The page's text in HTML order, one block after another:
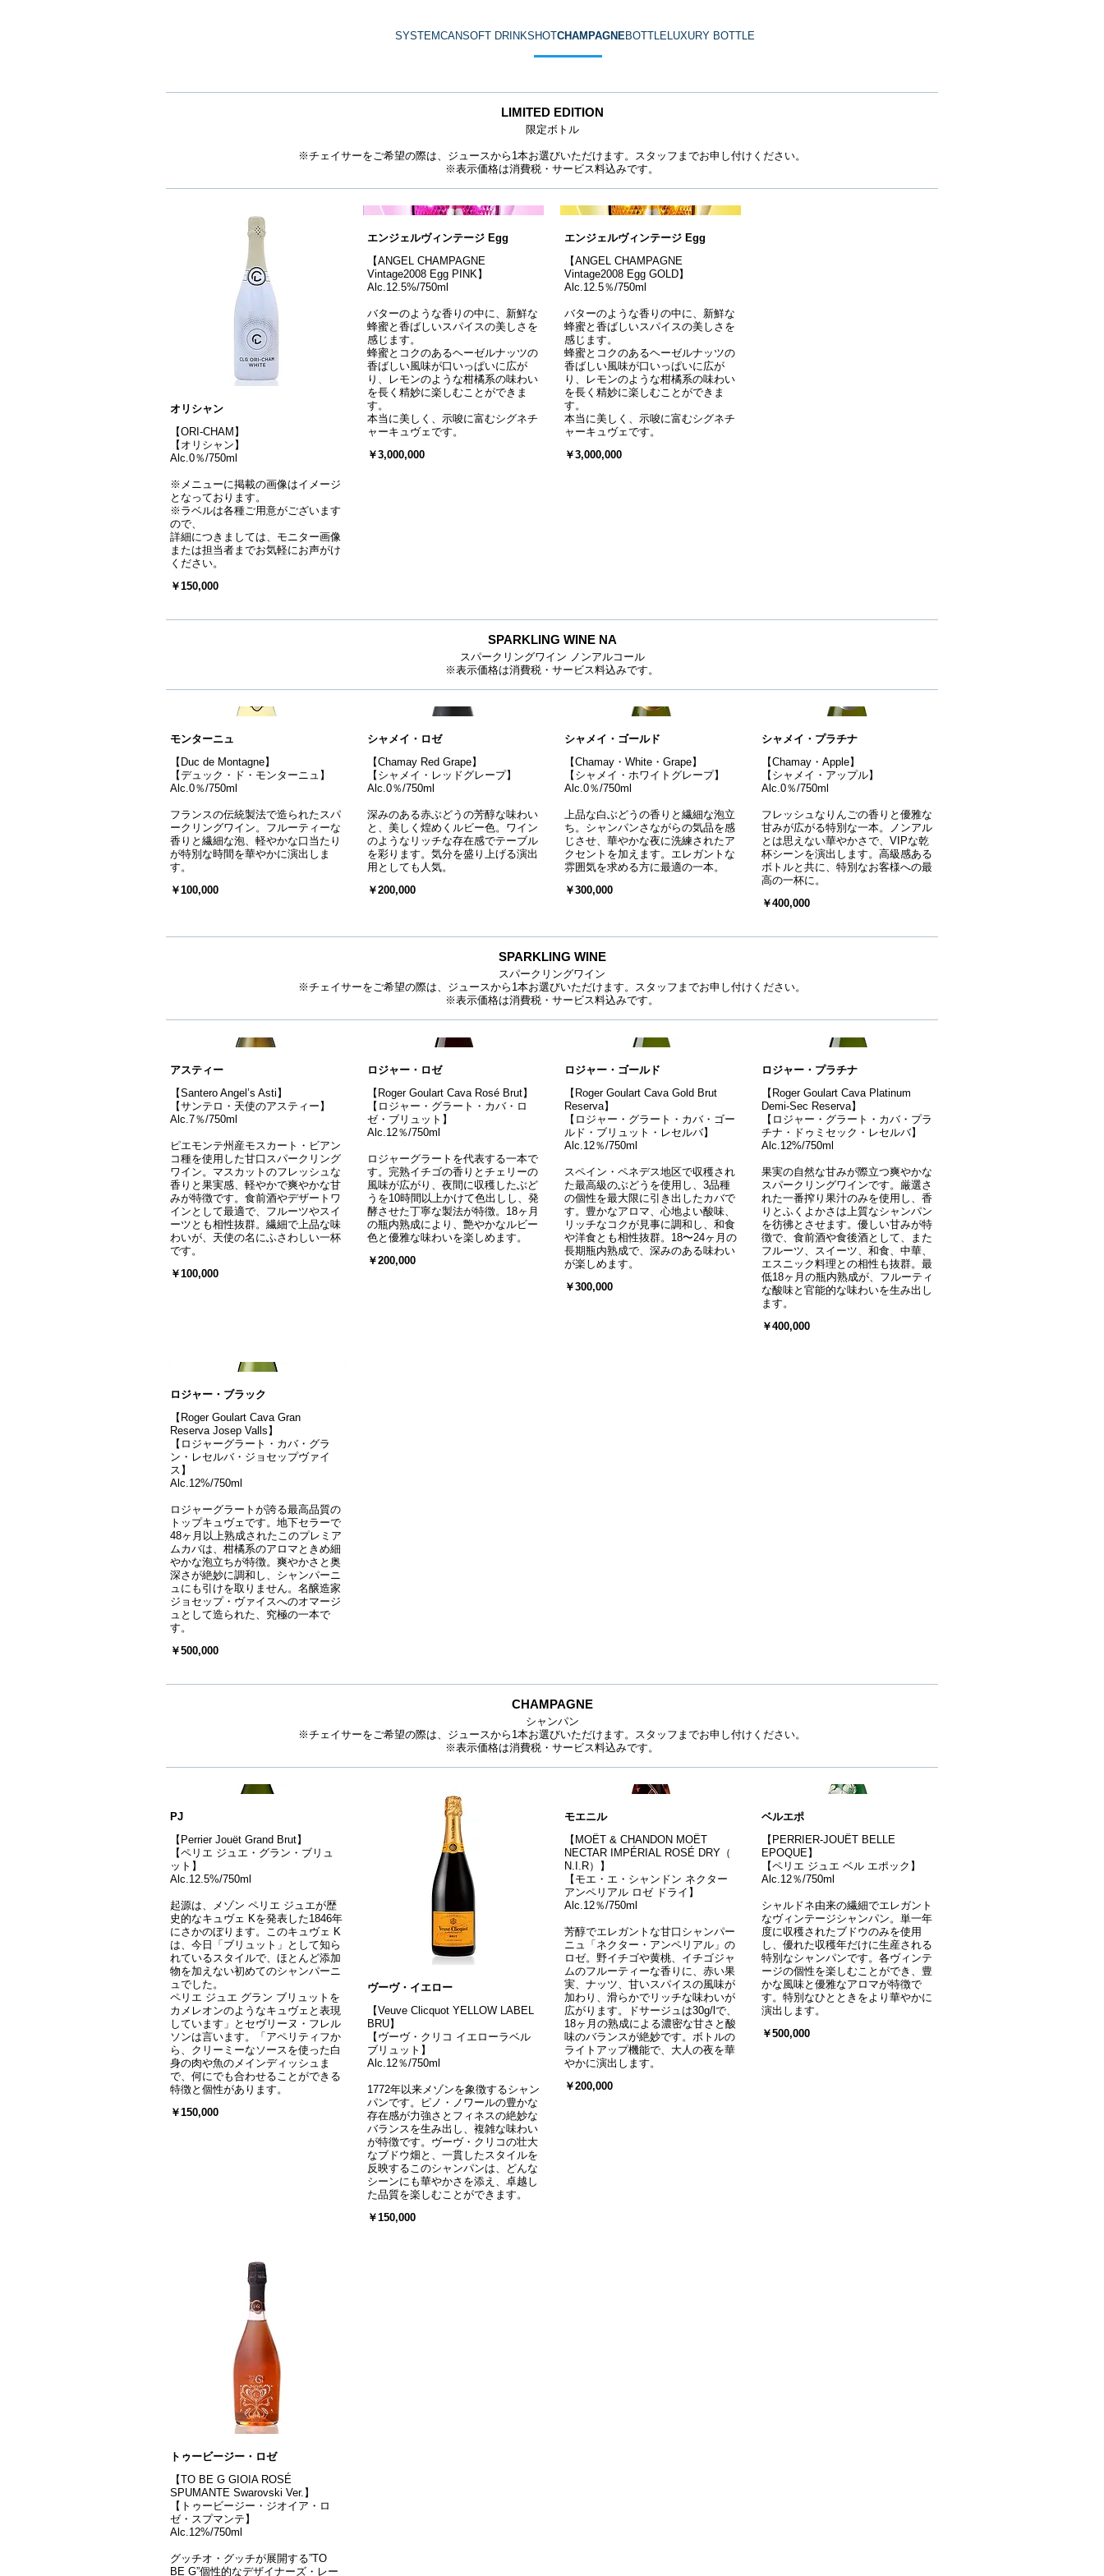
SYSTEMCANSOFT DRINKSHOTCHAMPAGNEBOTTLELUXURY BOTTLE
LIMITED EDITION
限定ボトル
※チェイサーをご希望の際は、ジュースから1本お選びいただけます。スタッフまでお申し付けください。
※表示価格は消費税・サービス料込みです。
オリシャン
【ORI-CHAM】
【オリシャン】
Alc.0％/750ml
※メニューに掲載の画像はイメージ
となっております。
※ラベルは各種ご用意がございます
ので、
詳細につきましては、モニター画像
または担当者までお気軽にお声がけ
ください。
￥150,000
エンジェルヴィンテージ Egg
【ANGEL CHAMPAGNE
Vintage2008 Egg PINK】
Alc.12.5%/750ml
バターのような香りの中に、新鮮な
蜂蜜と香ばしいスパイスの美しさを
感じます。
蜂蜜とコクのあるヘーゼルナッツの
香ばしい風味が口いっぱいに広が
り、レモンのような柑橘系の味わい
を長く精妙に楽しむことができま
す。
本当に美しく、示唆に富むシグネチ
ャーキュヴェです。
￥3,000,000
エンジェルヴィンテージ Egg
【ANGEL CHAMPAGNE
Vintage2008 Egg GOLD】
Alc.12.5％/750ml
バターのような香りの中に、新鮮な
蜂蜜と香ばしいスパイスの美しさを
感じます。
蜂蜜とコクのあるヘーゼルナッツの
香ばしい風味が口いっぱいに広が
り、レモンのような柑橘系の味わい
を長く精妙に楽しむことができま
す。
本当に美しく、示唆に富むシグネチ
ャーキュヴェです。
￥3,000,000
SPARKLING WINE NA
スパークリングワイン ノンアルコール
※表示価格は消費税・サービス料込みです。
モンターニュ
【Duc de Montagne】
【デュック・ド・モンターニュ】
Alc.0％/750ml
フランスの伝統製法で造られたスパ
ークリングワイン。フルーティーな
香りと繊細な泡、軽やかな口当たり
が特別な時間を華やかに演出しま
す。
￥100,000
シャメイ・ロゼ
【Chamay Red Grape】
【シャメイ・レッドグレープ】
Alc.0％/750ml
深みのある赤ぶどうの芳醇な味わい
と、美しく煌めくルビー色。ワイン
のようなリッチな存在感でテーブル
を彩ります。気分を盛り上げる演出
用としても人気。
￥200,000
シャメイ・ゴールド
【Chamay・White・Grape】
【シャメイ・ホワイトグレープ】
Alc.0％/750ml
上品な白ぶどうの香りと繊細な泡立
ち。シャンパンさながらの気品を感
じさせ、華やかな夜に洗練されたア
クセントを加えます。エレガントな
雰囲気を求める方に最適の一本。
￥300,000
シャメイ・プラチナ
【Chamay・Apple】
【シャメイ・アップル】
Alc.0％/750ml
フレッシュなりんごの香りと優雅な
甘みが広がる特別な一本。ノンアル
とは思えない華やかさで、VIPな乾
杯シーンを演出します。高級感ある
ボトルと共に、特別なお客様への最
高の一杯に。
￥400,000
SPARKLING WINE
スパークリングワイン
※チェイサーをご希望の際は、ジュースから1本お選びいただけます。スタッフまでお申し付けください。
※表示価格は消費税・サービス料込みです。
アスティー
【Santero Angel’s Asti】
【サンテロ・天使のアスティー】
Alc.7％/750ml
ピエモンテ州産モスカート・ビアン
コ種を使用した甘口スパークリング
ワイン。マスカットのフレッシュな
香りと果実感、軽やかで爽やかな甘
みが特徴です。食前酒やデザートワ
インとして最適で、フルーツやスイ
ーツとも相性抜群。繊細で上品な味
わいが、天使の名にふさわしい一杯
です。
￥100,000
ロジャー・ロゼ
【Roger Goulart Cava Rosé Brut】
【ロジャー・グラート・カバ・ロ
ゼ・ブリュット】
Alc.12％/750ml
ロジャーグラートを代表する一本で
す。完熟イチゴの香りとチェリーの
風味が広がり、夜間に収穫したぶど
うを10時間以上かけて色出しし、発
酵させた丁寧な製法が特徴。18ヶ月
の瓶内熟成により、艶やかなルビー
色と優雅な味わいを楽しめます。
￥200,000
ロジャー・ゴールド
【Roger Goulart Cava Gold Brut
Reserva】
【ロジャー・グラート・カバ・ゴー
ルド・ブリュット・レセルバ】
Alc.12％/750ml
スペイン・ペネデス地区で収穫され
た最高級のぶどうを使用し、3品種
の個性を最大限に引き出したカバで
す。豊かなアロマ、心地よい酸味、
リッチなコクが見事に調和し、和食
や洋食とも相性抜群。18〜24ヶ月の
長期瓶内熟成で、深みのある味わい
が楽しめます。
￥300,000
ロジャー・プラチナ
【Roger Goulart Cava Platinum
Demi-Sec Reserva】
【ロジャー・グラート・カバ・プラ
チナ・ドゥミセック・レセルバ】
Alc.12%/750ml
果実の自然な甘みが際立つ爽やかな
スパークリングワインです。厳選さ
れた一番搾り果汁のみを使用し、香
りとふくよかさは上質なシャンパン
を彷彿とさせます。優しい甘みが特
徴で、食前酒や食後酒として、また
フルーツ、スイーツ、和食、中華、
エスニック料理との相性も抜群。最
低18ヶ月の瓶内熟成が、フルーティ
な酸味と官能的な味わいを生み出し
ます。
￥400,000
ロジャー・ブラック
【Roger Goulart Cava Gran
Reserva Josep Valls】
【ロジャーグラート・カバ・グラ
ン・レセルバ・ジョセップヴァイ
ス】
Alc.12%/750ml
ロジャーグラートが誇る最高品質の
トップキュヴェです。地下セラーで
48ヶ月以上熟成されたこのプレミア
ムカバは、柑橘系のアロマときめ細
やかな泡立ちが特徴。爽やかさと奥
深さが絶妙に調和し、シャンパーニ
ュにも引けを取りません。名醸造家
ジョセップ・ヴァイスへのオマージ
ュとして造られた、究極の一本で
す。
￥500,000
CHAMPAGNE
シャンパン
※チェイサーをご希望の際は、ジュースから1本お選びいただけます。スタッフまでお申し付けください。
※表示価格は消費税・サービス料込みです。
PJ
【Perrier Jouët Grand Brut】
【ペリエ ジュエ・グラン・ブリュ
ット】
Alc.12.5%/750ml
起源は、メゾン ペリエ ジュエが歴
史的なキュヴェ Kを発表した1846年
にさかのぼります。このキュヴェ K
は、今日「ブリュット」として知ら
れているスタイルで、ほとんど添加
物を加えない初めてのシャンパーニ
ュでした。
ペリエ ジュエ グラン ブリュットを
カメレオンのようなキュヴェと表現
しています」とセヴリーヌ・フレル
ソンは言います。「アペリティフか
ら、クリーミーなソースを使った白
身の肉や魚のメインディッシュま
で、何にでも合わせることができる
特徴と個性があります。
￥150,000
ヴーヴ・イエロー
【Veuve Clicquot YELLOW LABEL
BRU】
【ヴーヴ・クリコ イエローラベル
ブリュット】
Alc.12％/750ml
1772年以来メゾンを象徴するシャン
パンです。ピノ・ノワールの豊かな
存在感が力強さとフィネスの絶妙な
バランスを生み出し、複雑な味わい
が特徴です。ヴーヴ・クリコの壮大
なブドウ畑と、一貫したスタイルを
反映するこのシャンパンは、どんな
シーンにも華やかさを添え、卓越し
た品質を楽しむことができます。
￥150,000
モエニル
【MOËT & CHANDON MOËT
NECTAR IMPÉRIAL ROSÉ DRY（
N.I.R）】
【モエ・エ・シャンドン ネクター
アンペリアル ロゼ ドライ】
Alc.12％/750ml
芳醇でエレガントな甘口シャンパー
ニュ「ネクター・アンペリアル」の
ロゼ。野イチゴや黄桃、イチゴジャ
ムのフルーティーな香りに、赤い果
実、ナッツ、甘いスパイスの風味が
加わり、滑らかでリッチな味わいが
広がります。ドサージュは30g/lで、
18ヶ月の熟成による濃密な甘さと酸
味のバランスが絶妙です。ボトルの
ライトアップ機能で、大人の夜を華
やかに演出します。
￥200,000
ベルエポ
【PERRIER-JOUËT BELLE
EPOQUE】
【ペリエ ジュエ ベル エポック】
Alc.12％/750ml
シャルドネ由来の繊細でエレガント
なヴィンテージシャンパン。単一年
度に収穫されたブドウのみを使用
し、優れた収穫年だけに生産される
特別なシャンパンです。各ヴィンテ
ージの個性を楽しむことができ、豊
かな風味と優雅なアロマが特徴で
す。特別なひとときをより華やかに
演出します。
￥500,000
トゥービージー・ロゼ
【TO BE G GIOIA ROSÉ
SPUMANTE Swarovski Ver.】
【トゥービージー・ジオイア・ロ
ゼ・スプマンテ】
Alc.12%/750ml
グッチオ・グッチが展開する”TO
BE G”個性的なデザイナーズ・レー